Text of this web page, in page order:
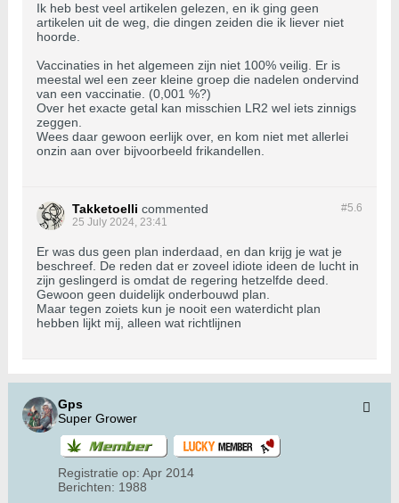
Ik heb best veel artikelen gelezen, en ik ging geen
artikelen uit de weg, die dingen zeiden die ik liever niet
hoorde.
Vaccinaties in het algemeen zijn niet 100% veilig. Er is
meestal wel een zeer kleine groep die nadelen ondervind
van een vaccinatie. (0,001 %?)
Over het exacte getal kan misschien LR2 wel iets zinnigs
zeggen.
Wees daar gewoon eerlijk over, en kom niet met allerlei
onzin aan over bijvoorbeeld frikandellen.
#5.6
Takketoelli commented
25 July 2024, 23:41
Er was dus geen plan inderdaad, en dan krijg je wat je
beschreef. De reden dat er zoveel idiote ideen de lucht in
zijn geslingerd is omdat de regering hetzelfde deed.
Gewoon geen duidelijk onderbouwd plan.
Maar tegen zoiets kun je nooit een waterdicht plan
hebben lijkt mij, alleen wat richtlijnen
Gps
Super Grower
Registratie op: Apr 2014
Berichten: 1988